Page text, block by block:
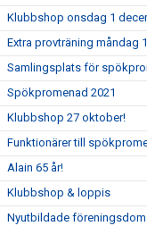
Klubbshop onsdag 1
Extra provträning måndag
Samlingsplats för
Spökpromenad 2021
Klubbshop 27 oktober!
Funktionärer till
Alain 65 år!
Klubbshop & loppis
Nyutbildade